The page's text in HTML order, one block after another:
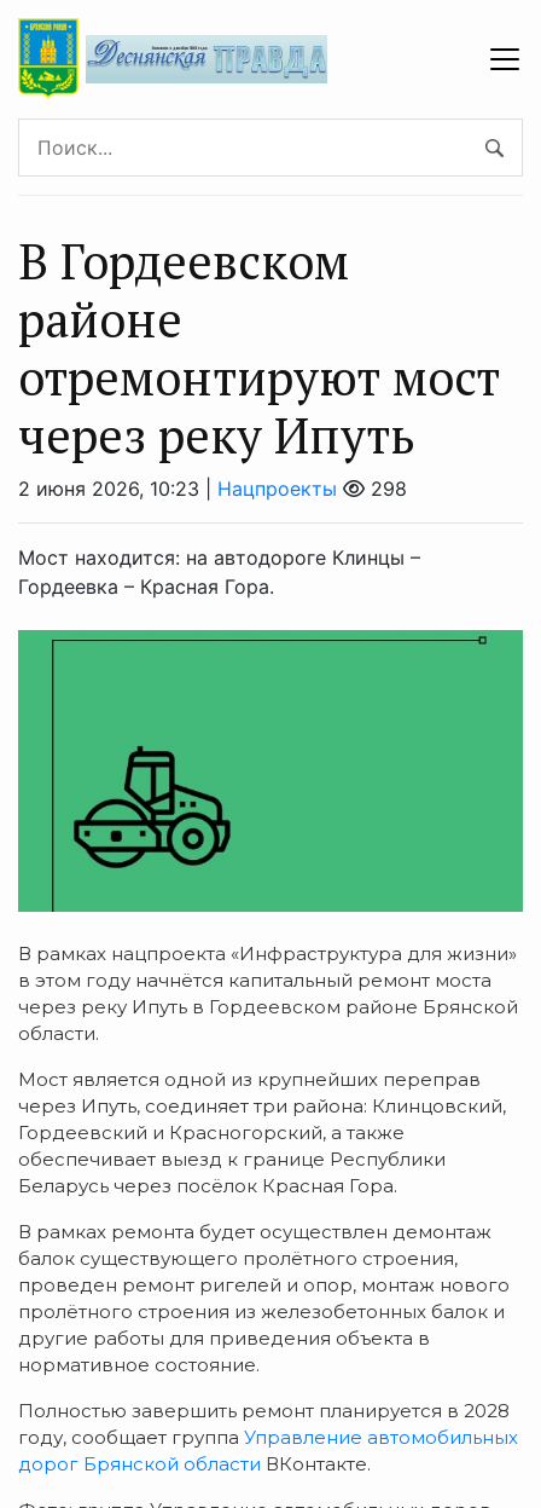
В Гордеевском
районе
отремонтируют мост
через реку Ипуть
2 июня 2026, 10:23 | Нацпроекты 298
Мост находится: на автодороге Клинцы –
Гордеевка – Красная Гора.
В рамках нацпроекта «Инфраструктура для жизни»
в этом году начнётся капитальный ремонт моста
через реку Ипуть в Гордеевском районе Брянской
области.
Мост является одной из крупнейших переправ
через Ипуть, соединяет три района: Клинцовский,
Гордеевский и Красногорский, а также
обеспечивает выезд к границе Республики
Беларусь через посёлок Красная Гора.
В рамках ремонта будет осуществлен демонтаж
балок существующего пролётного строения,
проведен ремонт ригелей и опор, монтаж нового
пролётного строения из железобетонных балок и
другие работы для приведения объекта в
нормативное состояние.
Полностью завершить ремонт планируется в 2028
году, сообщает группа Управление автомобильных
дорог Брянской области ВКонтакте.